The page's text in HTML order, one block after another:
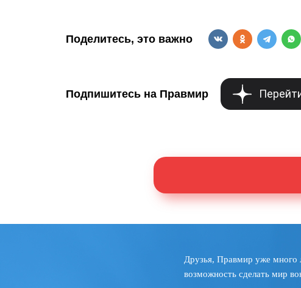
Поделитесь, это важно
Подпишитесь на Правмир
Друзья, Правмир уже много
возможность сделать мир